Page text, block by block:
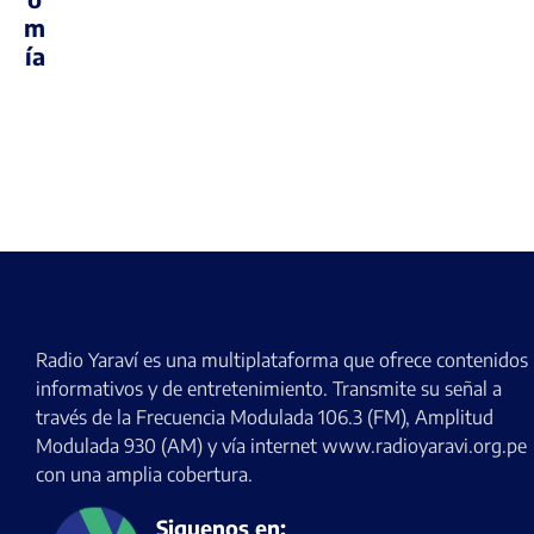
m
ía
Radio Yaraví es una multiplataforma que ofrece contenidos
informativos y de entretenimiento. Transmite su señal a
través de la Frecuencia Modulada 106.3 (FM), Amplitud
Modulada 930 (AM) y vía internet www.radioyaravi.org.pe
con una amplia cobertura.
Siguenos en: